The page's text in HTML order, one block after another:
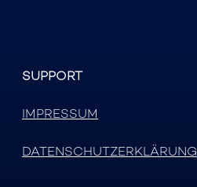
SUPPORT
IMPRESSUM
DATENSCHUTZERKLÄRUNG